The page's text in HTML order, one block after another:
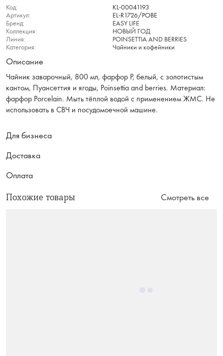
Код:
KL-00041193
Артикул:
EL-R1726/POBE
Бренд:
EASY LIFE
Коллекция:
НОВЫЙ ГОД
Линия:
POINSETTIA AND BERRIES
Категория:
Чайники и кофейники
Описание
Чайник заварочный, 800 мл, фарфор P, белый, с золотистым
кантом, Пуансеттия и ягоды, Poinsettia and berries. Материал:
фарфор Рorcelain. Мыть тёплой водой с применением ЖМС. Не
использовать в СВЧ и посудомоечной машине.
Для бизнеса
Доставка
Оплата
Похожие товары Смотреть все